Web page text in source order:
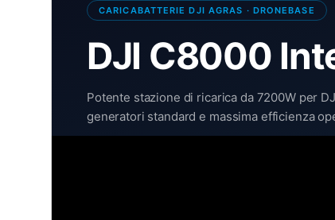
CARICABATTERIE DJI AGRAS · DRONEBASE
DJI C8000
Potente stazione di ricarica da 7200W per
generatori standard e massima efficienza